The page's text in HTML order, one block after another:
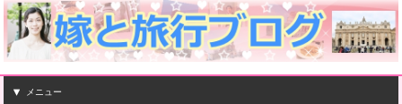
メニュー